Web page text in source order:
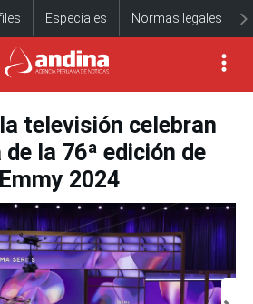
Especiales Normas legales
televisión celebran
de la 76ª edición de
2024